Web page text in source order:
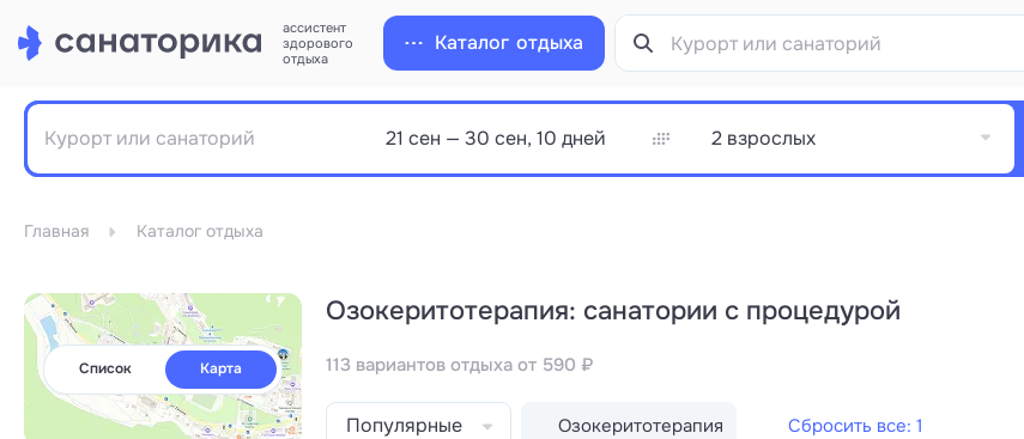
ассистент
здорового
отдыха
Каталог отдыха
2 взрослых
Главная Каталог отдыха
Список Карта
Озокеритотерапия: санатории с процедурой
113 вариантов отдыха от 590 ₽
Популярные Озокеритотерапия Сбросить все: 1